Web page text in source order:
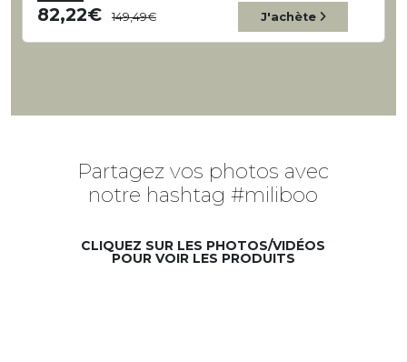
82,22 149,49 J'achète
Partagez vos photos avec
notre hashtag #miliboo
CLIQUEZ SUR LES PHOTOS/VIDÉOS
POUR VOIR LES PRODUITS